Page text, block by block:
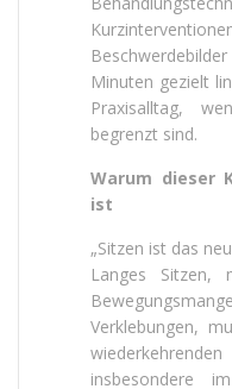
Minuten gezielt
Praxisalltag,
begrenzt sind.
Warum dieser
ist
„Sitzen ist das
Langes Sitzen,
Verklebungen,
insbesondere